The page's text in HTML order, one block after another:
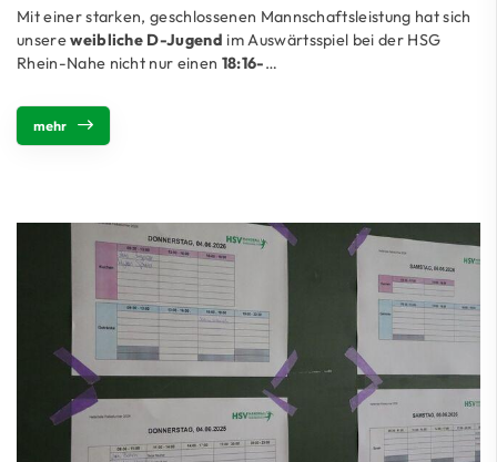
Mit einer starken, geschlossenen Mannschaftsleistung hat sich
unsereweibliche D-Jugend im Auswärtsspiel bei der HSG
Rhein-Nahe nicht nur einen 18:16-…
mehr